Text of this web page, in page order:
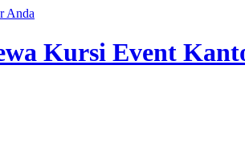
Kursi Event